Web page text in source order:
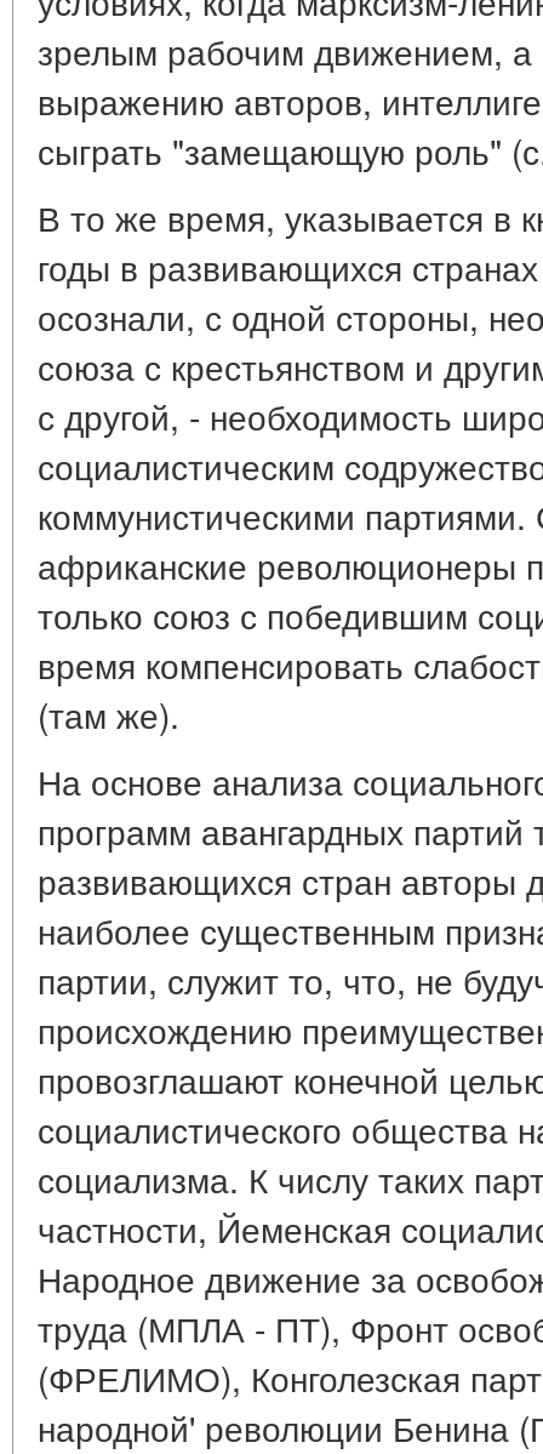
зрелым рабочим движением, а
выражению авторов,
сыграть "замещающую роль"
В то же время, указывается в
годы в развивающихся
осознали, с одной стороны,
союза с крестьянством и
с другой, - необходимость
социалистическим
коммунистическими
африканские революционеры
только союз с победившим
время компенсировать
(там же).
На основе анализа
программ авангардных партий
развивающихся стран авторы
наиболее существенным
партии, служит то, что, не
происхождению
провозглашают конечной
социалистического общества
социализма. К числу таких
частности, Йеменская
Народное движение за
труда (МПЛА - ПТ), Фронт
(ФРЕЛИМО), Конголезская
народной' революции Бенина